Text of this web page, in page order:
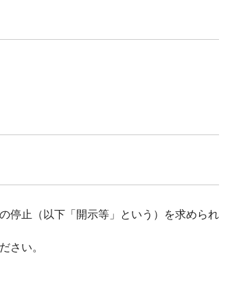
停止（以下「開示等」という）を求められ
い。